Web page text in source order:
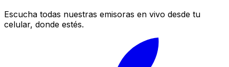
Escucha todas nuestras emisoras en vivo desde tu
celular, donde estés.